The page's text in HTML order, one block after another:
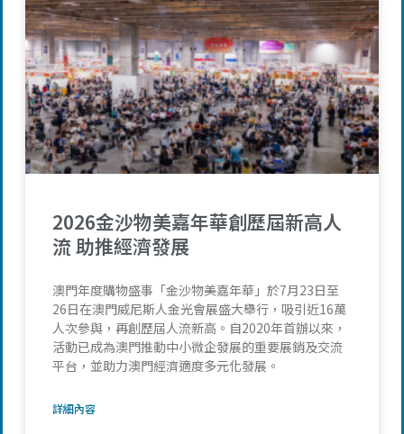
2026金沙物美嘉年華創歷屆新高人
流 助推經濟發展
澳門年度購物盛事「金沙物美嘉年華」於7月23日至
26日在澳門威尼斯人金光會展盛大舉行，吸引近16萬
人次參與，再創歷屆人流新高。自2020年首辦以來，
活動已成為澳門推動中小微企發展的重要展銷及交流
平台，並助力澳門經濟適度多元化發展。
詳細內容